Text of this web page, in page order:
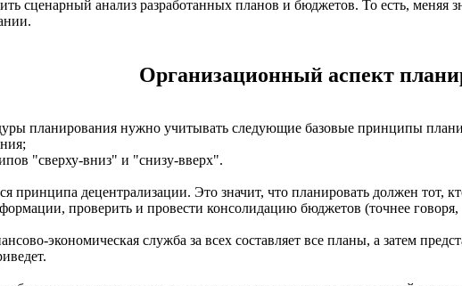
сценарный анализ разработанных планов и бюджетов. То есть, меняя
Организационный аспект
планирования нужно учитывать следующие базовые принципы
"сверху-вниз" и "снизу-вверх".
децентрализации. Это значит, что планировать должен тот,
проверить и провести консолидацию бюджетов (точнее говоря,
экономическая служба за всех составляет все планы, а затем